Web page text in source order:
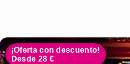
¡Oferta con descuento!
Desde 28 €